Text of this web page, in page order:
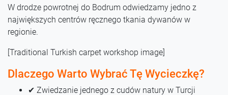
W drodze powrotnej do Bodrum odwiedzamy jedno z
największych centrów ręcznego tkania dywanów w
regionie.
[Traditional Turkish carpet workshop image]
Dlaczego Warto Wybrać Tę Wycieczkę?
✔ Zwiedzanie jednego z cudów natury w Turcji